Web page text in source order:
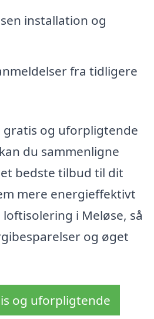
installation og
fra tidligere
gratis og uforpligtende
du sammenligne
bedste tilbud til dit
mere energieffektivt
i Meløse, så
og øget
og uforpligtende